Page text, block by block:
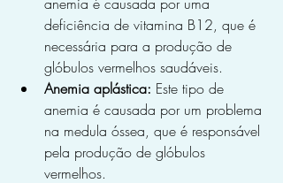
deficiência de vitamina B12, que é
necessária para a produção de
glóbulos vermelhos saudáveis.
Anemia aplástica: Este tipo de
anemia é causada por um problema
na medula óssea, que é responsável
pela produção de glóbulos
vermelhos.